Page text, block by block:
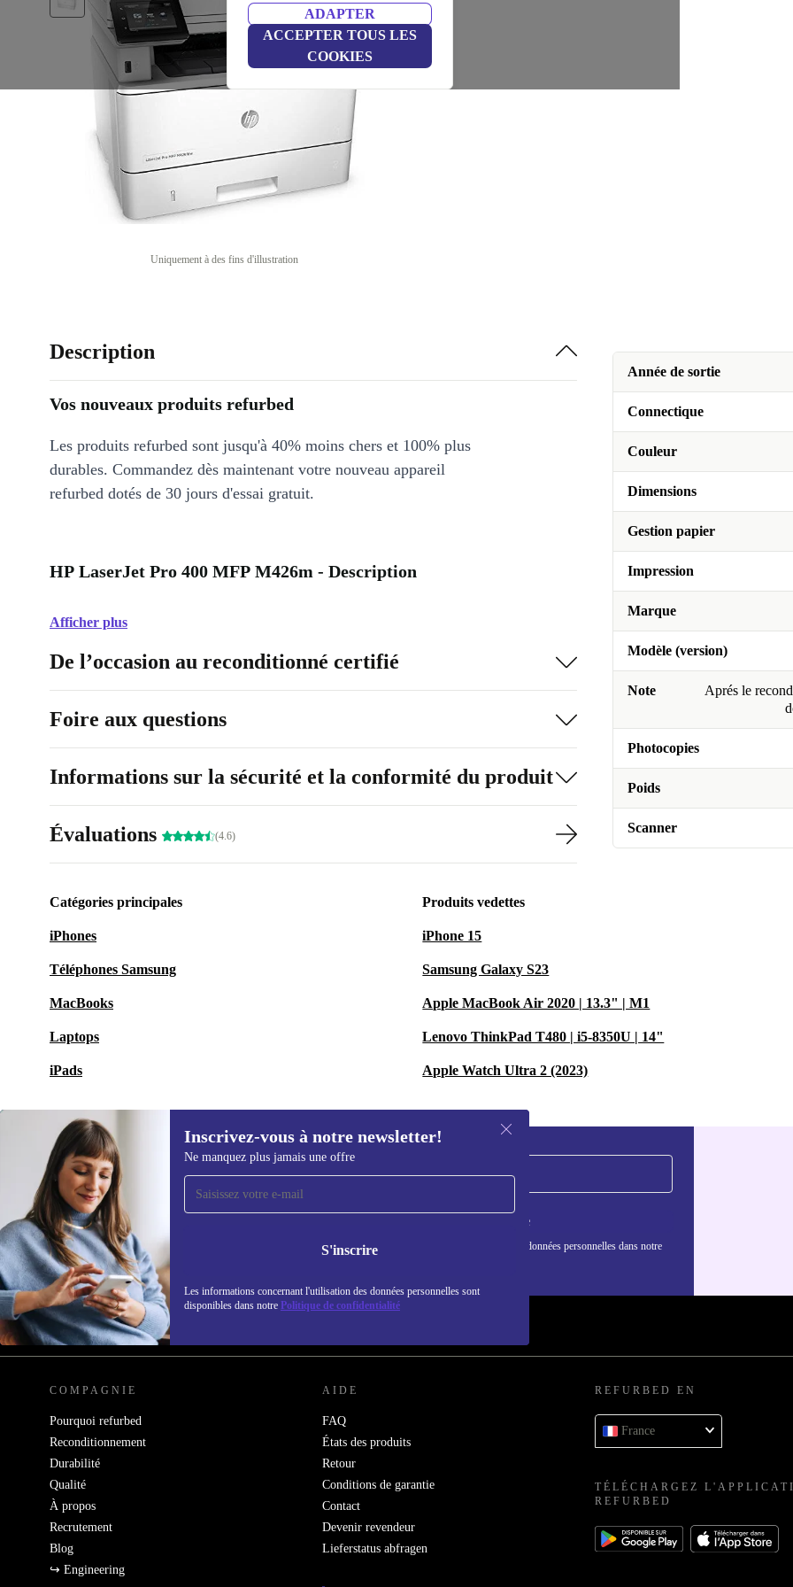
ADAPTER
ACCEPTER TOUS LES
COOKIES
Uniquement à des fins d'illustration
Année de sortie
Connectique
Couleur
Dimensions
Gestion papier
Impression
Marque
Modèle (version)
Note
Aprés le
Photocopies
Poids
Scanner
Description
Vos nouveaux produits refurbed
Les produits refurbed sont jusqu'à 40% moins chers et 100% plus
durables. Commandez dès maintenant votre nouveau appareil
refurbed dotés de 30 jours d'essai gratuit.
HP LaserJet Pro 400 MFP M426m - Description
Afficher plus
De l’occasion au reconditionné certifié
Foire aux questions
Informations sur la sécurité et la conformité du produit
Évaluations (4.6)
Catégories principales
iPhones
Téléphones Samsung
MacBooks
Laptops
iPads
Produits vedettes
iPhone 15
Samsung Galaxy S23
Apple MacBook Air 2020 | 13.3" | M1
Lenovo ThinkPad T480 | i5-8350U | 14"
Apple Watch Ultra 2 (2023)
Inscrivez-vous à notre newsletter!
Ne manquez plus jamais une offre
S'inscrire
Les informations concernant l'utilisation des données personnelles sont
disponibles dans notre Politique de confidentialité
Recevoir offres et infos de
refurbed par mail
Ne manquez plus aucune offre.
S'inscrire
Retrouvez les informations sur l'utilisation des données personnelles dans notre
REFURBED FRANCE - RETHINK NEW.
COMPAGNIE
Pourquoi refurbed
Reconditionnement
Durabilité
Qualité
À propos
Recrutement
Blog
↪ Engineering
AIDE
FAQ
États des produits
Retour
Conditions de garantie
Contact
Devenir revendeur
Lieferstatus abfragen
REFURBED EN
France
TÉLÉCHARGEZ
REFURBED